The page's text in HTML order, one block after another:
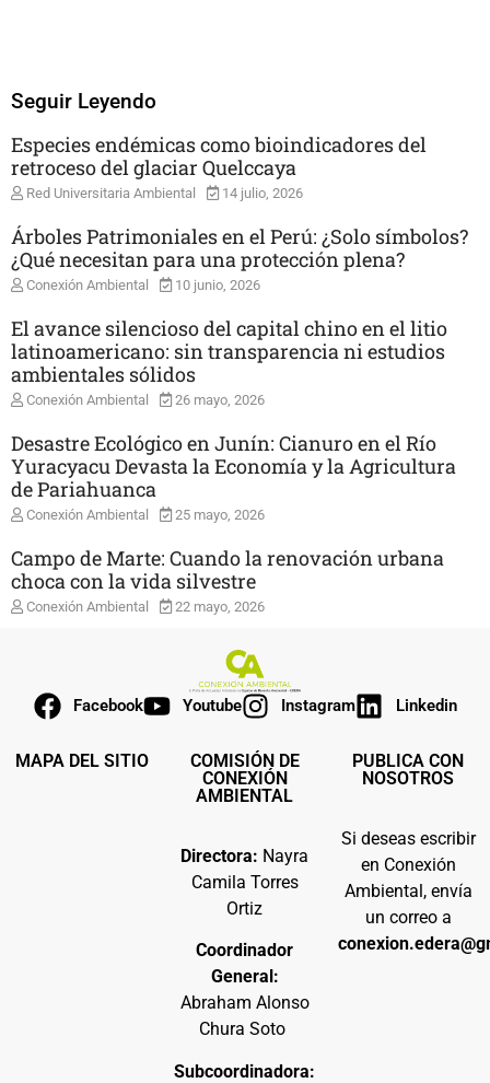
Seguir Leyendo
Especies endémicas como bioindicadores del
retroceso del glaciar Quelccaya
Red Universitaria Ambiental 14 julio, 2026
Árboles Patrimoniales en el Perú: ¿Solo símbolos?
¿Qué necesitan para una protección plena?
Conexión Ambiental 10 junio, 2026
El avance silencioso del capital chino en el litio
latinoamericano: sin transparencia ni estudios
ambientales sólidos
Conexión Ambiental 26 mayo, 2026
Desastre Ecológico en Junín: Cianuro en el Río
Yuracyacu Devasta la Economía y la Agricultura
de Pariahuanca
Conexión Ambiental 25 mayo, 2026
Campo de Marte: Cuando la renovación urbana
choca con la vida silvestre
Conexión Ambiental 22 mayo, 2026
Facebook Youtube Instagram Linkedin
MAPA DEL SITIO
COMISIÓN DE
CONEXIÓN
AMBIENTAL
Directora: Nayra
Camila Torres
Ortiz
Coordinador
General:
Abraham Alonso
Chura Soto
Subcoordinadora:
PUBLICA CON
NOSOTROS
Si deseas escribir
en Conexión
Ambiental, envía
un correo a